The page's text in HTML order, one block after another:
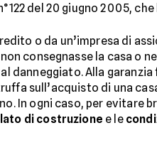
del 20 giugno 2005,
o da un’impresa di
consegnasse la casa o
danneggiato. Alla garanzia
sull’acquisto di una
In ogni caso, per evitare
di costruzione e le